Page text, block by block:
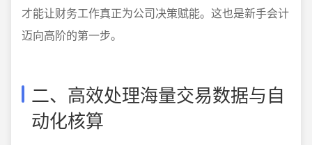
才能让财务工作真正为公司决策赋能。这也是新手会计
迈向高阶的第一步。
二、高效处理海量交易数据与自
动化核算